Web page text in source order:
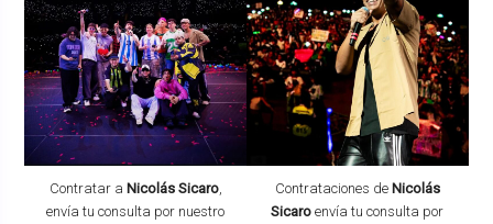
Contratar a Nicolás Sicaro,
envía tu consulta por nuestro
Contrataciones de Nicolás
Sicaroenvía tu consulta por